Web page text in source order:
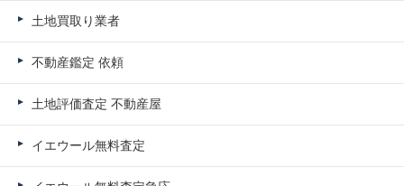
土地買取り業者
不動産鑑定 依頼
土地評価査定 不動産屋
イエウール無料査定